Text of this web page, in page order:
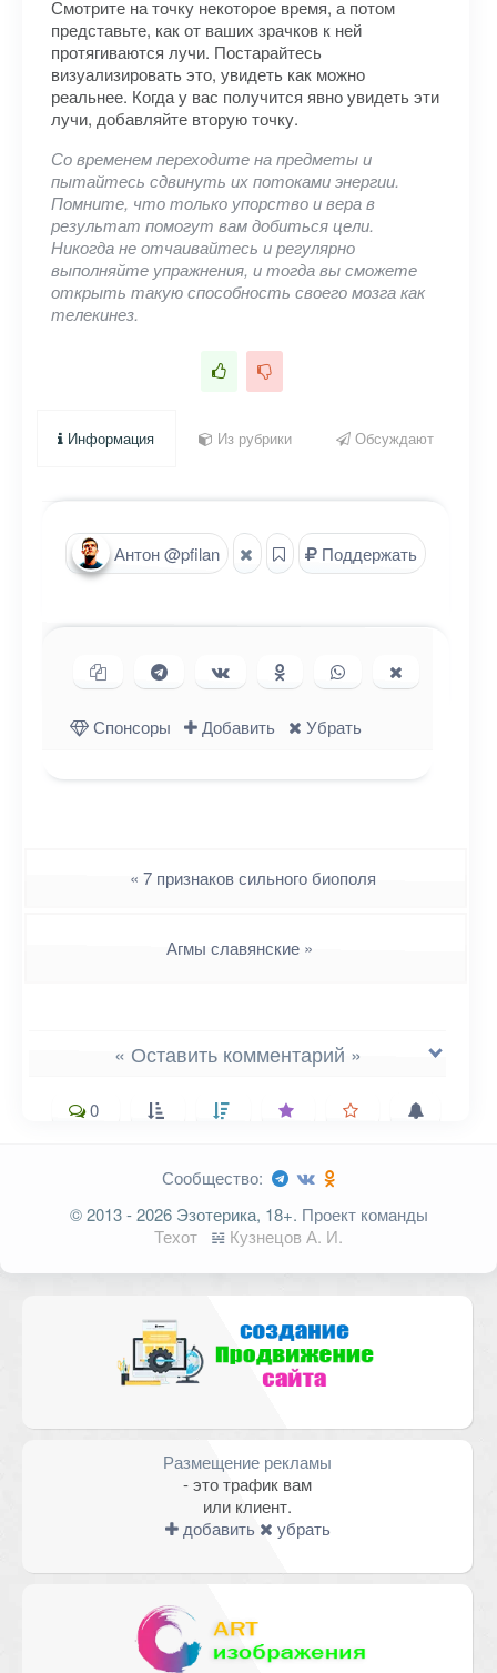
Смотрите на точку некоторое время, а потом
представьте, как от ваших зрачков к ней
протягиваются лучи. Постарайтесь
визуализировать это, увидеть как можно
реальнее. Когда у вас получится явно увидеть эти
лучи, добавляйте вторую точку.
Со временем переходите на предметы и
пытайтесь сдвинуть их потоками энергии.
Помните, что только упорство и вера в
результат помогут вам добиться цели.
Никогда не отчаивайтесь и регулярно
выполняйте упражнения, и тогда вы сможете
открыть такую способность своего мозга как
телекинез.
Информация Из рубрики Обсуждают
Антон @pfilan Поддержать
Копировать ссылку
Поделиться в Telegram
Поделиться ВКонтакте
Поделиться в
Одноклассниках
Поделиться в
WhatsApp
в X (Twitter)
Спонсоры
Добавить Убрать
« 7 признаков сильного биополя
Агмы славянские »
« Оставить комментарий »
Ваш адрес email не будет
опубликован.
Обязательные поля
Email *
0
Сообщество:
© 2013 - 2026 Эзотерика, 18+. Проект команды
Техот
𝌴 Кузнецов А. И.
Размещение рекламы
- это трафик вам
или клиент.
добавить
убрать